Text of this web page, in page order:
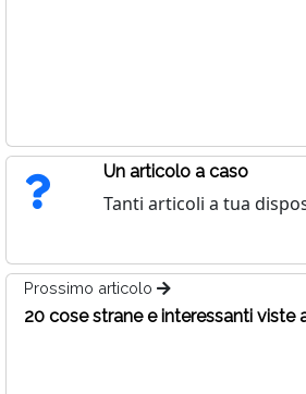
Un articolo a caso
Tanti articoli a tua
Prossimo articolo
20 cose strane e interessanti viste